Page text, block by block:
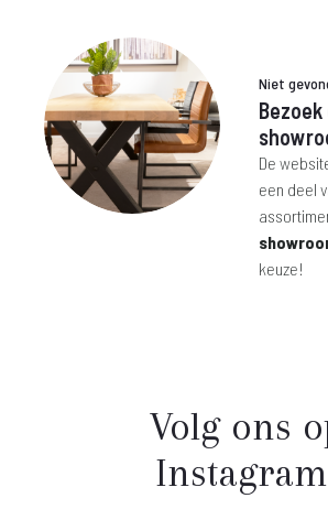
Niet
Bezoek
De
een deel
keuze!
Volg ons